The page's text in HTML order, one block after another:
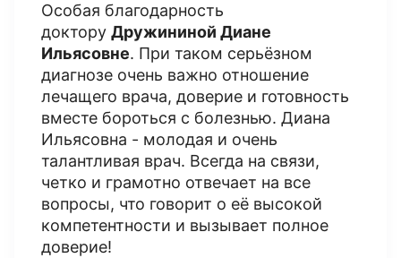
Особая благодарность
доктору Дружининой Диане
Ильясовне. При таком серьёзном
диагнозе очень важно отношение
лечащего врача, доверие и готовность
вместе бороться с болезнью. Диана
Ильясовна - молодая и очень
талантливая врач. Всегда на связи,
четко и грамотно отвечает на все
вопросы, что говорит о её высокой
компетентности и вызывает полное
доверие!